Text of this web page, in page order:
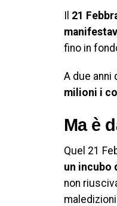
Il 21
fino in
A due anni
milioni i
Ma è
Quel 21
un incubo
non